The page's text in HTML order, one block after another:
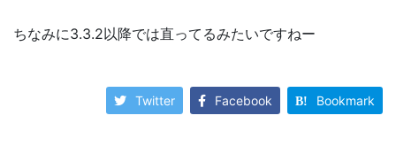
ちなみに3.3.2以降では直ってるみたいですねー
Twitter Facebook Bookmark